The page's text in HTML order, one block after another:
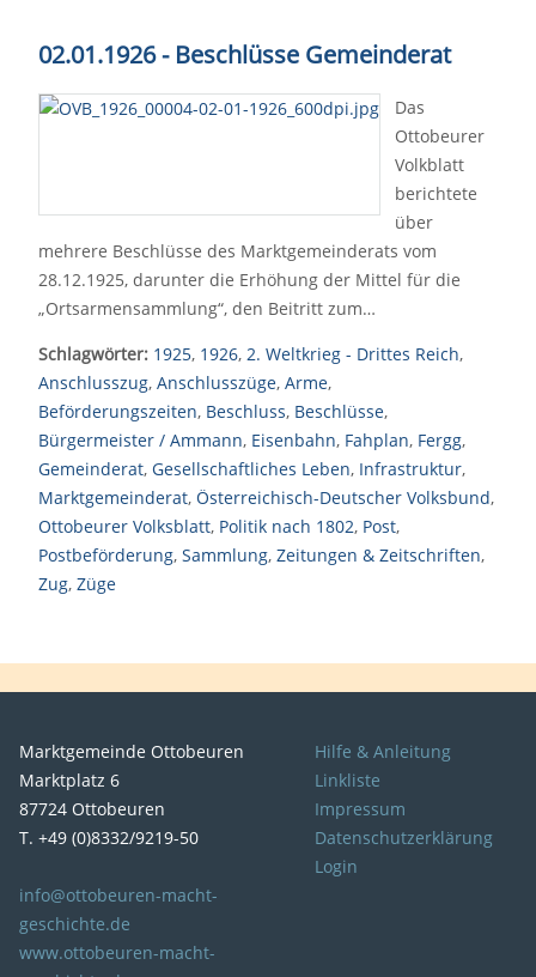
02.01.1926 - Beschlüsse Gemeinderat
Das
Ottobeurer
Volkblatt
berichtete
über
mehrere Beschlüsse des Marktgemeinderats vom
28.12.1925, darunter die Erhöhung der Mittel für die
„Ortsarmensammlung“, den Beitritt zum…
Schlagwörter: 1925, 1926, 2. Weltkrieg - Drittes Reich,
Anschlusszug, Anschlusszüge, Arme,
Beförderungszeiten, Beschluss, Beschlüsse,
Bürgermeister / Ammann, Eisenbahn, Fahplan, Fergg,
Gemeinderat, Gesellschaftliches Leben, Infrastruktur,
Marktgemeinderat, Österreichisch-Deutscher Volksbund,
Ottobeurer Volksblatt, Politik nach 1802, Post,
Postbeförderung, Sammlung, Zeitungen & Zeitschriften,
Zug, Züge
Marktgemeinde Ottobeuren
Marktplatz 6
87724 Ottobeuren
T. +49 (0)8332/9219-50
info@ottobeuren-macht-
geschichte.de
www.ottobeuren-macht-
Hilfe & Anleitung
Linkliste
Impressum
Datenschutzerklärung
Login